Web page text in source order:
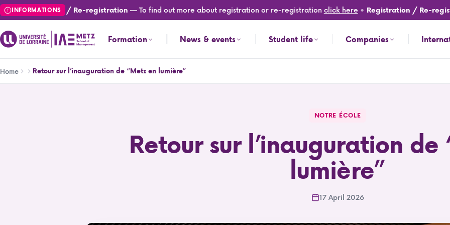
Skip
to
main
content
INFORMATIONS
Registration / Re-registration — To find out more about registration or re-registrationclick here • Registration / Re-
Formation News & events Student life Companies
Home Retour sur l’inauguration de “Metz en lumière”
NOTRE ÉCOLE
Retour sur l’inauguration de
lumière”
17 April 2026